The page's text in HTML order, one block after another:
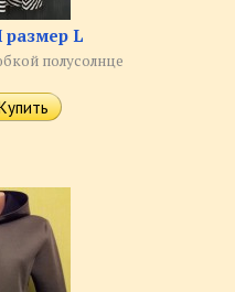
размер L
полусолнце